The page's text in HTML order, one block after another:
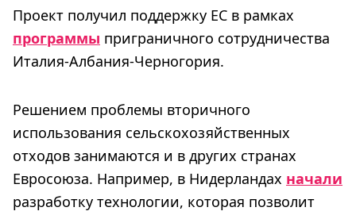
Проект получил поддержку ЕС в рамках
программы приграничного сотрудничества
Италия-Албания-Черногория.
Решением проблемы вторичного
использования сельскохозяйственных
отходов занимаются и в других странах
Евросоюза. Например, в Нидерландах начали
разработку технологии, которая позволит